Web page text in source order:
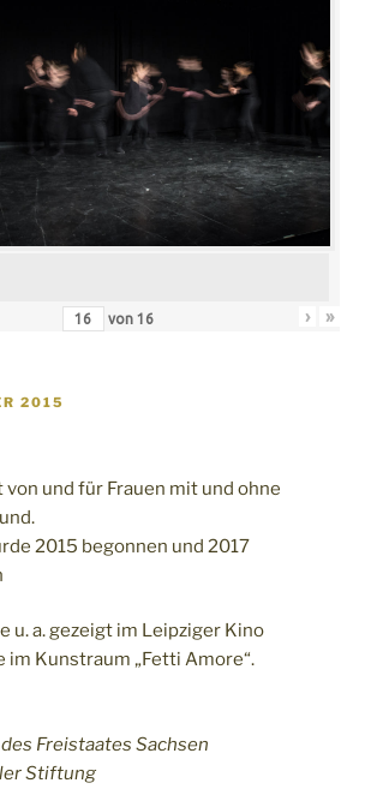
von 16 › »
2015
und für Frauen mit und ohne
2015 begonnen und 2017
u. a. gezeigt im Leipziger Kino
im Kunstraum „Fetti Amore“.
Freistaates Sachsen
Stiftung